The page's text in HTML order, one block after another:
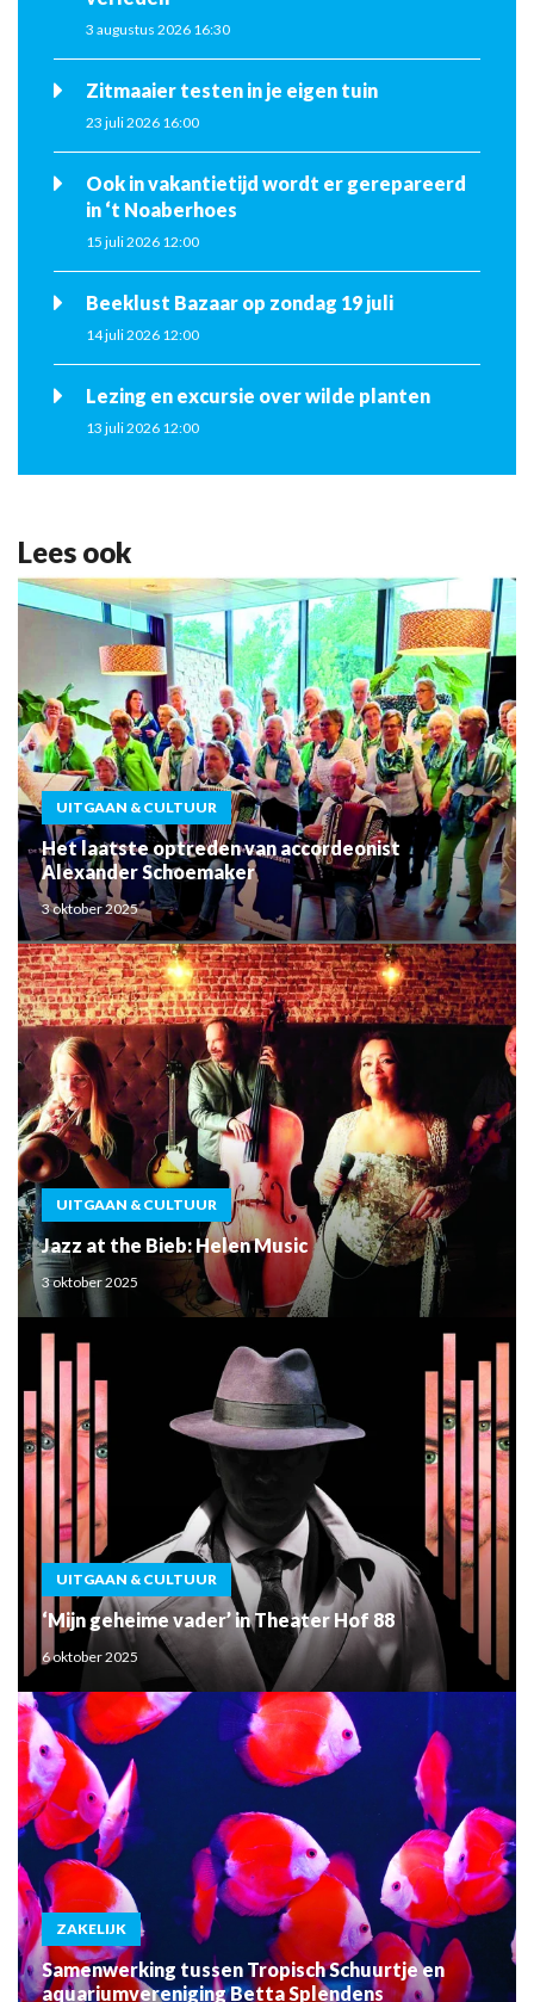
3 augustus 2026 16:30
Zitmaaier testen in je eigen tuin
23 juli 2026 16:00
Ook in vakantietijd wordt er gerepareerd
in ‘t Noaberhoes
15 juli 2026 12:00
Beeklust Bazaar op zondag 19 juli
14 juli 2026 12:00
Lezing en excursie over wilde planten
13 juli 2026 12:00
Lees ook
UITGAAN & CULTUUR
Het laatste optreden van accordeonist
Alexander Schoemaker
3 oktober 2025
UITGAAN & CULTUUR
Jazz at the Bieb: Helen Music
3 oktober 2025
UITGAAN & CULTUUR
‘Mijn geheime vader’ in Theater Hof 88
6 oktober 2025
ZAKELIJK
Samenwerking tussen Tropisch Schuurtje en
aquariumvereniging Betta Splendens